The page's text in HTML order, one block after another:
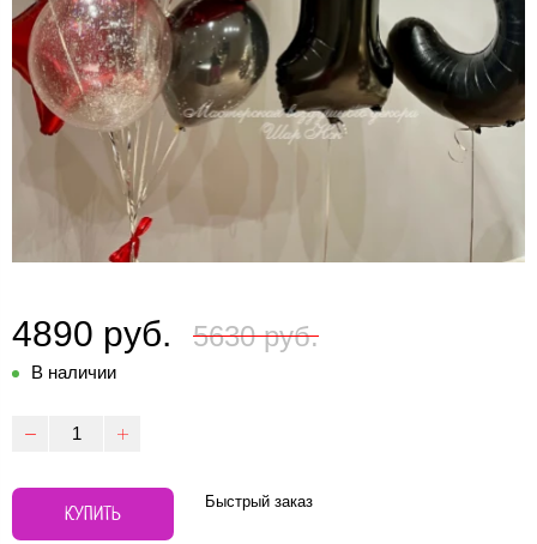
4890 руб. 5630 руб.
В наличии
КУПИТЬ Быстрый заказ